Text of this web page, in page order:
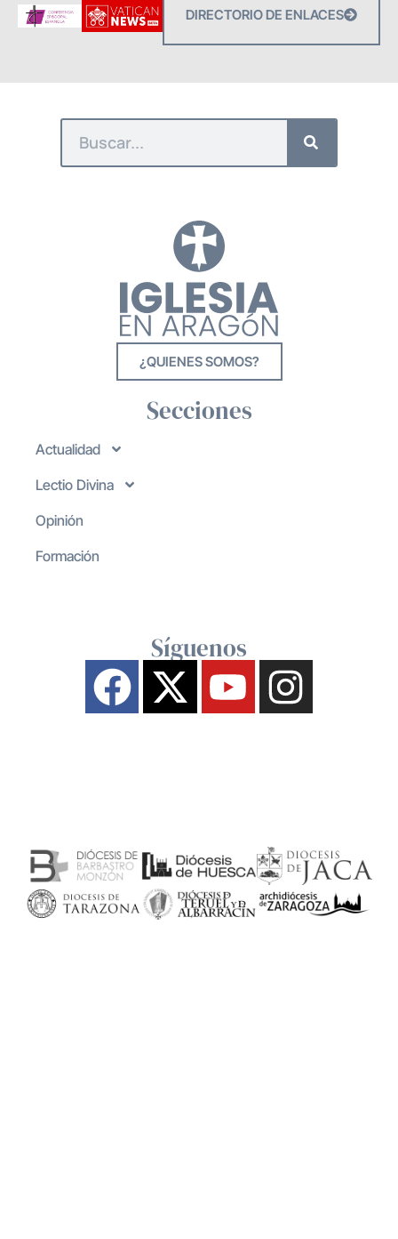
DIRECTORIO DE ENLACES
¿QUIENES SOMOS?
Secciones
Actualidad
Lectio Divina
Opinión
Formación
Síguenos